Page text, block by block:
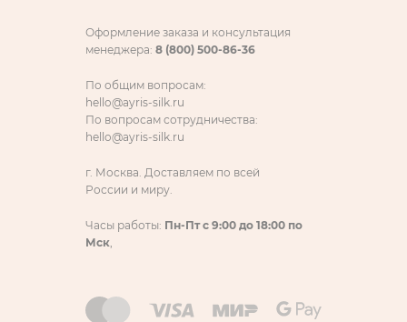
Оформление заказа и консультация
менеджера: 8 (800) 500-86-36
По общим вопросам:
hello@ayris-silk.ru
По вопросам сотрудничества:
hello@ayris-silk.ru
г. Москва. Доставляем по всей
России и миру.
Часы работы: Пн-Пт с 9:00 до 18:00 по
Мск